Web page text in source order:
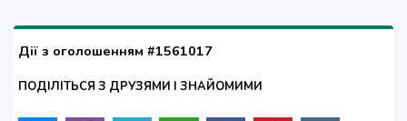
Дії з оголошенням #1561017
ПОДІЛІТЬСЯ З ДРУЗЯМИ І ЗНАЙОМИМИ